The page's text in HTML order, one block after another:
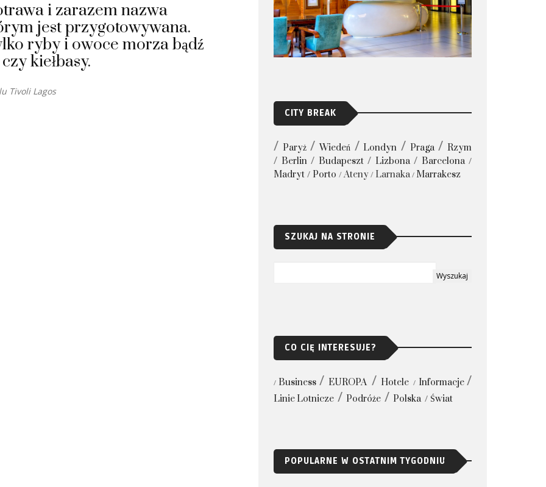
i zarazem nazwa
jest przygotowywana.
ryby i owoce morza bądź
kiełbasy.
Tivoli Lagos
CITY BREAK
Paryż Wiedeń Londyn Praga
Rzym
Berlin
Budapeszt Lizbona
Barcelona
Madryt
Porto Ateny Larnaka Marrakesz
SZUKAJ NA STRONIE
CO CIĘ INTERESUJE?
Business EUROPA Hotele
Informacje
Linie Lotnicze
Podróże Polska Świat
POPULARNE W OSTATNIM TYGODNIU